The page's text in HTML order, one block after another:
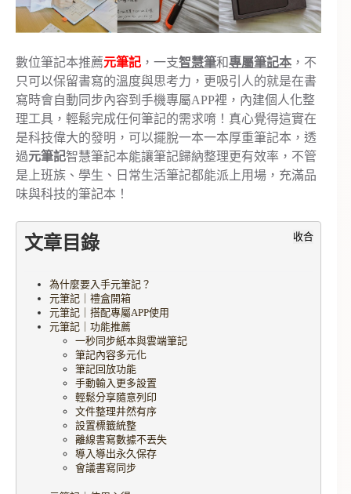
數位筆記本推薦元筆記 ，一支智慧筆和專屬筆記本 ，不
只可以保留書寫的溫度與思考力，更吸引人的就是在書
寫時會自動同步內容到手機專屬APP裡，內建個人化整
理工具，輕鬆完成任何筆記的需求唷！真心覺得這實在
是科技偉大的發明，可以擺脫一本一本厚重筆記本，透
過元筆記智慧筆記本能讓筆記歸納整理更有效率，不管
是上班族、學生、日常生活筆記都能派上用場，充滿品
味與科技的筆記本！
文章目錄 收合
為什麼要入手元筆記？
元筆記｜禮盒開箱
元筆記｜搭配專屬APP使用
元筆記｜功能推薦
一秒同步紙本與雲端筆記
筆記內容多元化
筆記回放功能
手動輸入更多設置
輕鬆分享隨意列印
文件整理井然有序
設置標籤統整
離線書寫數據不丟失
導入導出永久保存
會議書寫同步